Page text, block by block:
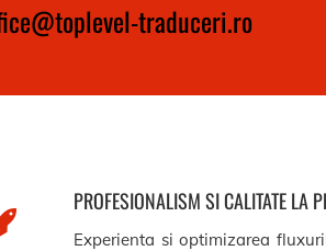
traduceri.ro
PROFESIONALISM SI CALITATE LA
Experienta si optimizarea